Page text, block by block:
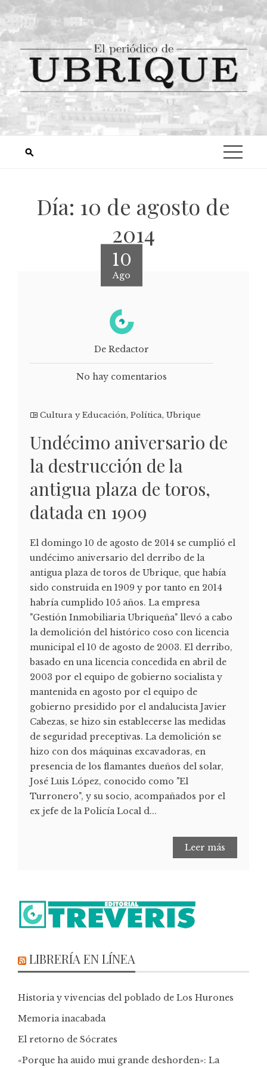
Día: 10 de agosto de
2014
10
Ago
De Redactor
No hay comentarios
Cultura y Educación, Política, Ubrique
Undécimo aniversario de
la destrucción de la
antigua plaza de toros,
datada en 1909
El domingo 10 de agosto de 2014 se cumplió el
undécimo aniversario del derribo de la
antigua plaza de toros de Ubrique, que había
sido construida en 1909 y por tanto en 2014
habría cumplido 105 años. La empresa
"Gestión Inmobiliaria Ubriqueña" llevó a cabo
la demolición del histórico coso con licencia
municipal el 10 de agosto de 2003. El derribo,
basado en una licencia concedida en abril de
2003 por el equipo de gobierno socialista y
mantenida en agosto por el equipo de
gobierno presidido por el andalucista Javier
Cabezas, se hizo sin establecerse las medidas
de seguridad preceptivas. La demolición se
hizo con dos máquinas excavadoras, en
presencia de los flamantes dueños del solar,
José Luis López, conocido como "El
Turronero", y su socio, acompañados por el
ex jefe de la Policía Local d...
Leer más
LIBRERÍA EN LÍNEA
Historia y vivencias del poblado de Los Hurones
Memoria inacabada
El retorno de Sócrates
«Porque ha auido mui grande deshorden»: La